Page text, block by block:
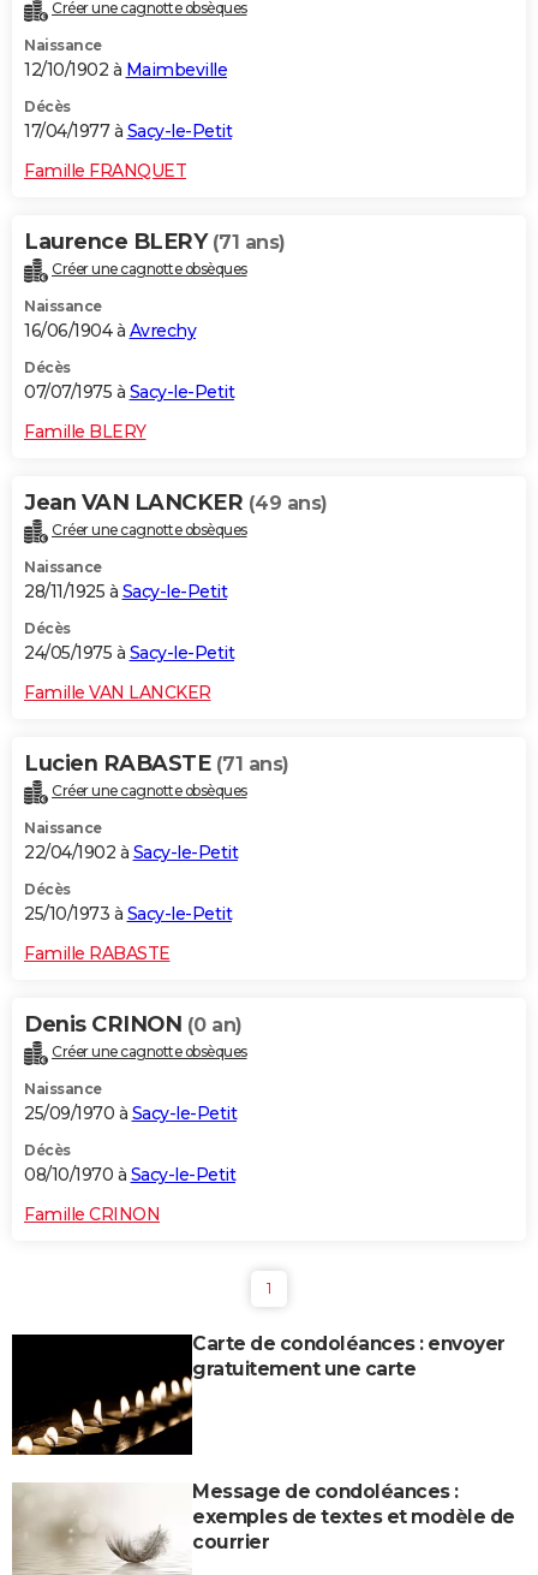
Créer une cagnotte obsèques
Naissance
12/10/1902 à Maimbeville
Décès
17/04/1977 à Sacy-le-Petit
Famille FRANQUET
Laurence BLERY (71 ans)
Créer une cagnotte obsèques
Naissance
16/06/1904 à Avrechy
Décès
07/07/1975 à Sacy-le-Petit
Famille BLERY
Jean VAN LANCKER (49 ans)
Créer une cagnotte obsèques
Naissance
28/11/1925 à Sacy-le-Petit
Décès
24/05/1975 à Sacy-le-Petit
Famille VAN LANCKER
Lucien RABASTE (71 ans)
Créer une cagnotte obsèques
Naissance
22/04/1902 à Sacy-le-Petit
Décès
25/10/1973 à Sacy-le-Petit
Famille RABASTE
Denis CRINON (0 an)
Créer une cagnotte obsèques
Naissance
25/09/1970 à Sacy-le-Petit
Décès
08/10/1970 à Sacy-le-Petit
Famille CRINON
1
Carte de condoléances : envoyer
gratuitement une carte
Message de condoléances :
exemples de textes et modèle de
courrier